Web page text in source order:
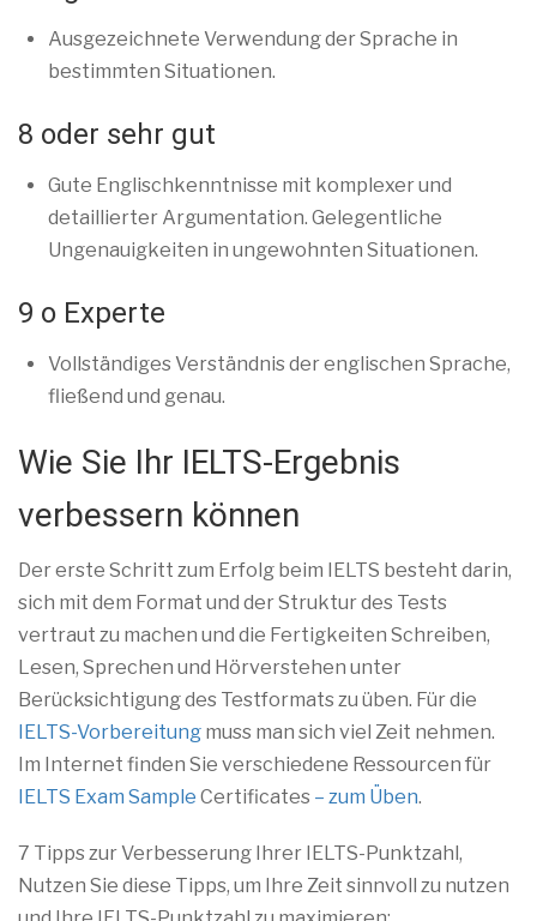
Ausgezeichnete Verwendung der Sprache in
bestimmten Situationen.
8 oder sehr gut
Gute Englischkenntnisse mit komplexer und
detaillierter Argumentation. Gelegentliche
Ungenauigkeiten in ungewohnten Situationen.
9 o Experte
Vollständiges Verständnis der englischen Sprache,
fließend und genau.
Wie Sie Ihr IELTS-Ergebnis
verbessern können
Der erste Schritt zum Erfolg beim IELTS besteht darin,
sich mit dem Format und der Struktur des Tests
vertraut zu machen und die Fertigkeiten Schreiben,
Lesen, Sprechen und Hörverstehen unter
Berücksichtigung des Testformats zu üben. Für die
IELTS-Vorbereitung muss man sich viel Zeit nehmen.
Im Internet finden Sie verschiedene Ressourcen für
IELTS Exam Sample Certificates – zum Üben.
7 Tipps zur Verbesserung Ihrer IELTS-Punktzahl,
Nutzen Sie diese Tipps, um Ihre Zeit sinnvoll zu nutzen